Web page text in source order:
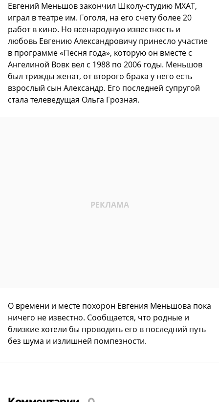
Евгений Меньшов закончил Школу-студию МХАТ,
играл в театре им. Гоголя, на его счету более 20
работ в кино. Но всенародную известность и
любовь Евгению Александровичу принесло участие
в программе «Песня года», которую он вместе с
Ангелиной Вовк вел с 1988 по 2006 годы. Меньшов
был трижды женат, от второго брака у него есть
взрослый сын Александр. Его последней супругой
стала телеведущая Ольга Грозная.
О времени и месте похорон Евгения Меньшова пока
ничего не известно. Сообщается, что родные и
близкие хотели бы проводить его в последний путь
без шума и излишней помпезности.